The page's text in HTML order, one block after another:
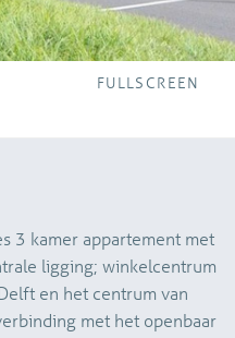
FULLSCREEN
3 kamer appartement met
ligging; winkelcentrum
en het centrum van
met het openbaar